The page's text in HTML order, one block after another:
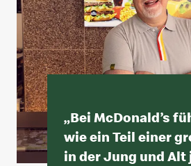
„Bei McDonald’s
wie ein Teil einer
in der Jung und Alt